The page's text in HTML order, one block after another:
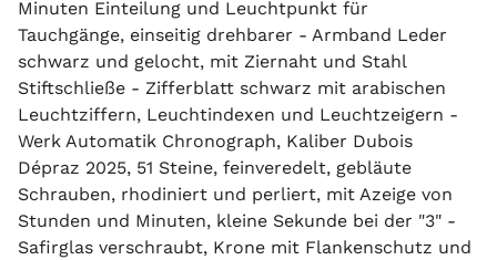
Minuten Einteilung und Leuchtpunkt für
Tauchgänge, einseitig drehbarer - Armband Leder
schwarz und gelocht, mit Ziernaht und Stahl
Stiftschließe - Zifferblatt schwarz mit arabischen
Leuchtziffern, Leuchtindexen und Leuchtzeigern -
Werk Automatik Chronograph, Kaliber Dubois
Dépraz 2025, 51 Steine, feinveredelt, gebläute
Schrauben, rhodiniert und perliert, mit Azeige von
Stunden und Minuten, kleine Sekunde bei der "3" -
Safirglas verschraubt, Krone mit Flankenschutz und